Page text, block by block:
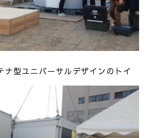
ナ型ユニバーサルデザインのトイ